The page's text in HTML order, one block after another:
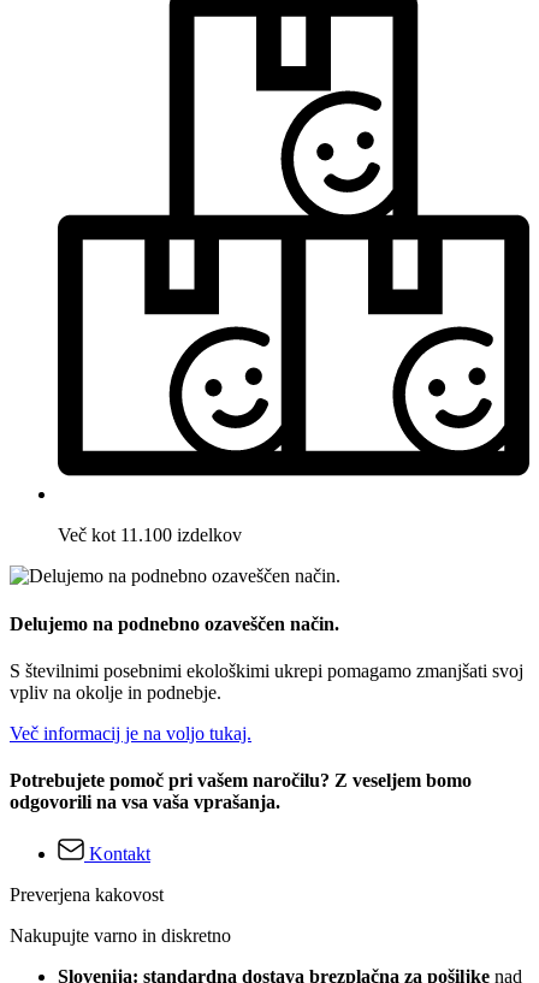
Več kot 11.100 izdelkov
Delujemo na podnebno ozaveščen način.
S številnimi posebnimi ekološkimi ukrepi pomagamo zmanjšati svoj
vpliv na okolje in podnebje.
Več informacij je na voljo tukaj.
Potrebujete pomoč pri vašem naročilu? Z veseljem bomo
odgovorili na vsa vaša vprašanja.
Kontakt
Preverjena kakovost
Nakupujte varno in diskretno
Slovenija: standardna dostava brezplačna za pošiljke nad